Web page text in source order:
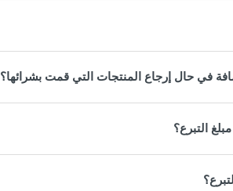
في حال إرجاع المنتجات التي قمت بشرائها؟
التبرع؟